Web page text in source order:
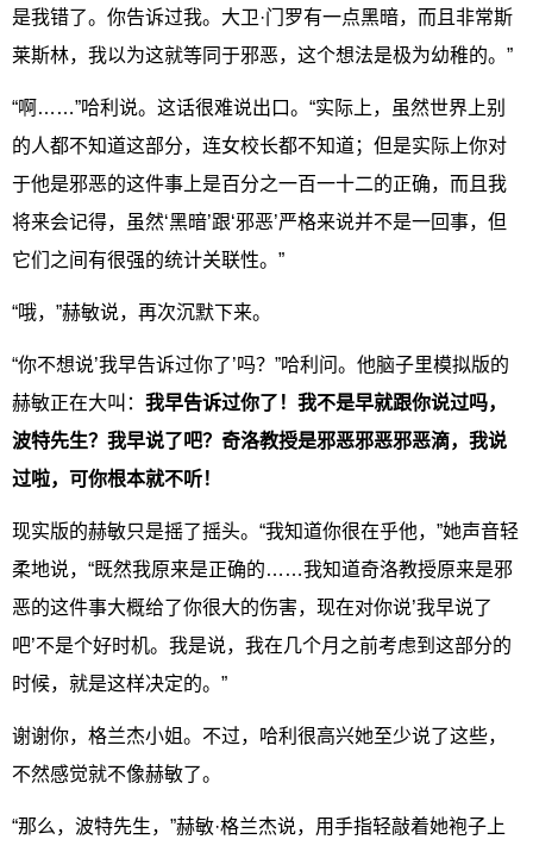
是我错了。你告诉过我。大卫·门罗有一点黑暗，而且非常斯
莱斯林，我以为这就等同于邪恶，这个想法是极为幼稚的。”
“啊……”哈利说。这话很难说出口。“实际上，虽然世界上别
的人都不知道这部分，连女校长都不知道；但是实际上你对
于他是邪恶的这件事上是百分之一百一十二的正确，而且我
将来会记得，虽然‘黑暗’跟‘邪恶’严格来说并不是一回事，但
它们之间有很强的统计关联性。”
“哦，”赫敏说，再次沉默下来。
“你不想说’我早告诉过你了’吗？”哈利问。他脑子里模拟版的
赫敏正在大叫： 我早告诉过你了！我不是早就跟你说过吗，
波特先生？我早说了吧？奇洛教授是邪恶邪恶邪恶滴，我说
过啦，可你根本就不听！
现实版的赫敏只是摇了摇头。“我知道你很在乎他，”她声音轻
柔地说，“既然我原来是正确的……我知道奇洛教授原来是邪
恶的这件事大概给了你很大的伤害，现在对你说’我早说了
吧’不是个好时机。我是说，我在几个月之前考虑到这部分的
时候，就是这样决定的。”
谢谢你，格兰杰小姐。不过，哈利很高兴她至少说了这些，
不然感觉就不像赫敏了。
“那么，波特先生，”赫敏·格兰杰说，用手指轻敲着她袍子上